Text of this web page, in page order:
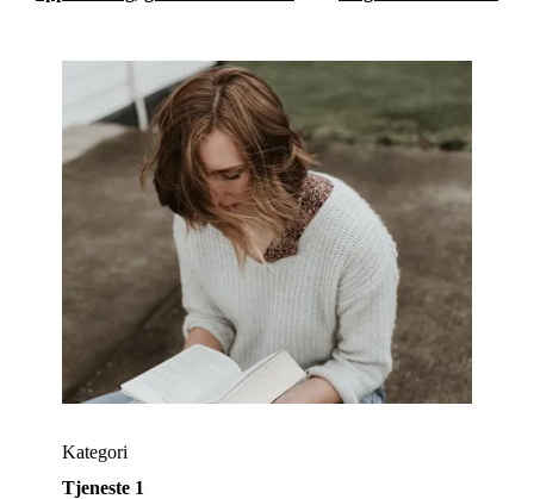
Kategori
Tjeneste 1